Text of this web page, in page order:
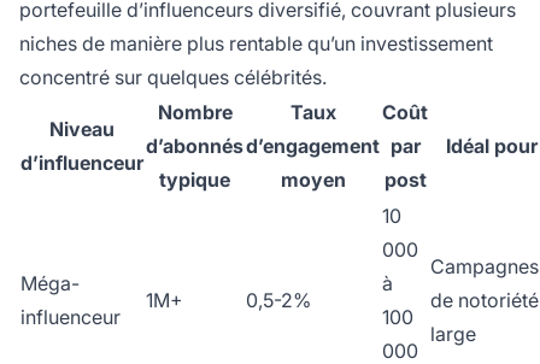
portefeuille d’influenceurs diversifié, couvrant plusieurs
niches de manière plus rentable qu’un investissement
concentré sur quelques célébrités.
Niveau
d’influenceur
Nombre
d’abonnés
typique
Taux
d’engagement
moyen
Coût
par
post
Idéal pour
Méga-
influenceur
1M+ 0,5-2%
10
000
à
100
000
Campagnes
de notoriété
large